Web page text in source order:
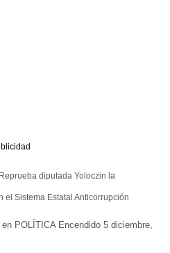
Reprueba diputada Yoloczin la
Sistema Estatal Anticorrupción
en POLÍTICA Encendido 5 diciembre,